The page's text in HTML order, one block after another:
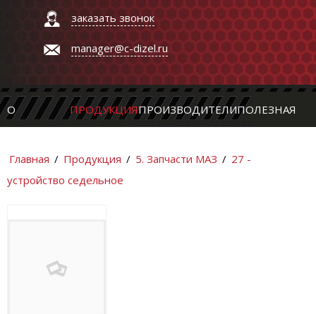
заказать звонок
manager@c-dizel.ru
О ПРОДУКЦИЯПРОИЗВОДИТЕЛИПОЛЕЗНАЯ
Главная / Продукция / 5. Запчасти МАЗ / 27 -
устройство седельное